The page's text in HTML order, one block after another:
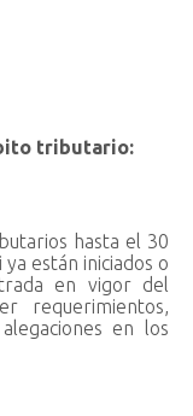
tributario:
hasta el 30
están iniciados o
en vigor del
requerimientos,
en los